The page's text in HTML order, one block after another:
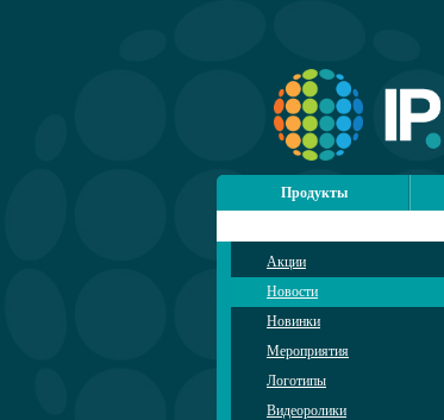
Продукты
Акции
Новости
Новинки
Мероприятия
Логотипы
Видеоролики